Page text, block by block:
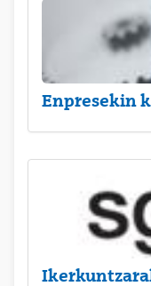
Enpresekin